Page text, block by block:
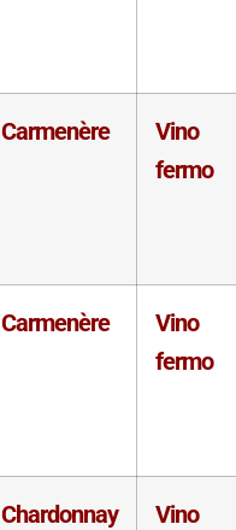
Carmenère
Vino
fermo
Carmenère
Vino
fermo
Chardonnay
Vino